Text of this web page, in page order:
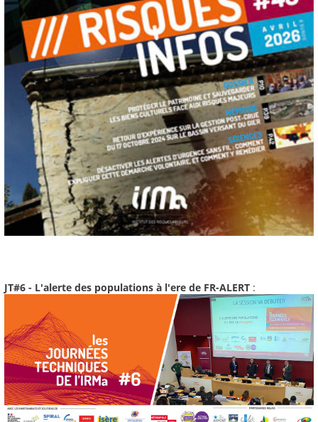
JT#6 - L'alerte des populations à l'ere de FR-ALERT :